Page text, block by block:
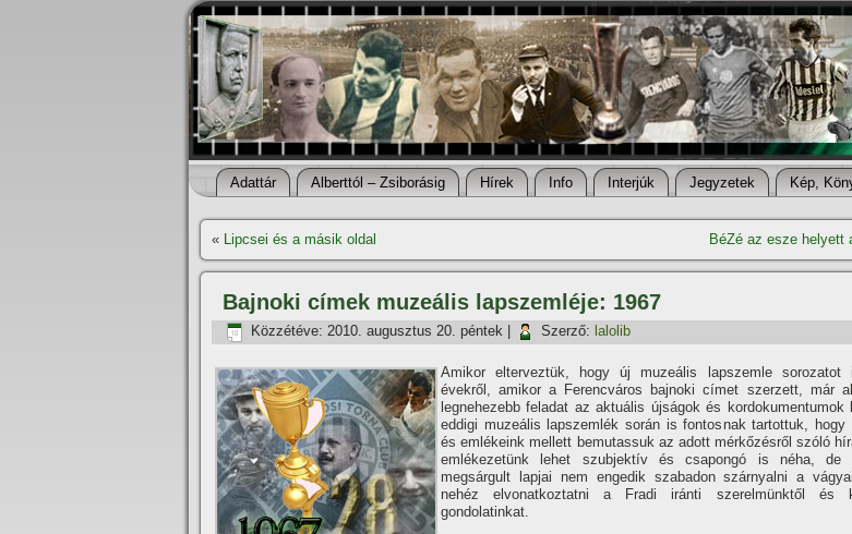
Adattár Alberttól – Zsiborásig Hí­rek Info Interjúk Jegyzetek Kép,
« Lipcsei és a másik oldal BéZé az esze helyett
Bajnoki cí­mek muzeális lapszemléje: 1967
Közzétéve: 2010. augusztus 20. péntek Szerző: lalolib
Amikor elterveztük, hogy új muzeális lapszemle sorozatot
évekről, amikor a Ferencváros bajnoki cí­met szerzett, már
legnehezebb feladat az aktuális újságok és
eddigi muzeális lapszemlék során is fontosnak tartottuk, hogy
és emlékeink mellett bemutassuk az adott mérkőzésről szóló
emlékezetünk lehet szubjektí­v és csapongó is néha, de
megsárgult lapjai nem engedik szabadon szárnyalni a
nehéz elvonatkoztatni a Fradi iránti szerelmünktől és
gondolatinkat.